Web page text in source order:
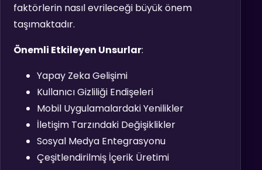
faktörlerin nasıl evrileceği büyük önem
taşımaktadır.
Önemli Etkileyen Unsurlar:
Yapay Zeka Gelişimi
Kullanıcı Gizliliği Endişeleri
Mobil Uygulamalardaki Yenilikler
İletişim Tarzındaki Değişiklikler
Sosyal Medya Entegrasyonu
Çeşitlendirilmiş İçerik Üretimi